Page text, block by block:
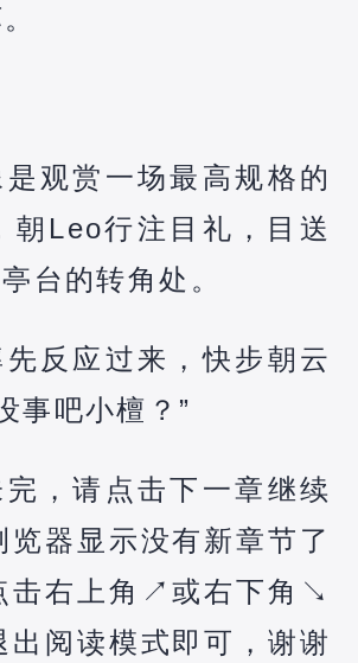
观赏一场最高规格的
朝Leo行注目礼，目送
台的转角处。
先反应过来，快步朝云
事吧小檀？”
，请点击下一章继续
览器显示没有新章节了
击右上角↗️或右下角↘️
出阅读模式即可，谢谢